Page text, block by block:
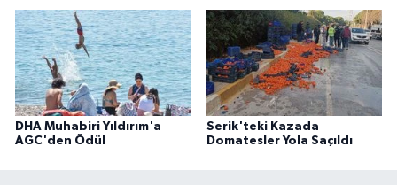
DHA Muhabiri Yıldırım'a
AGC'den Ödül
Serik'teki Kazada
Domatesler Yola Saçıldı